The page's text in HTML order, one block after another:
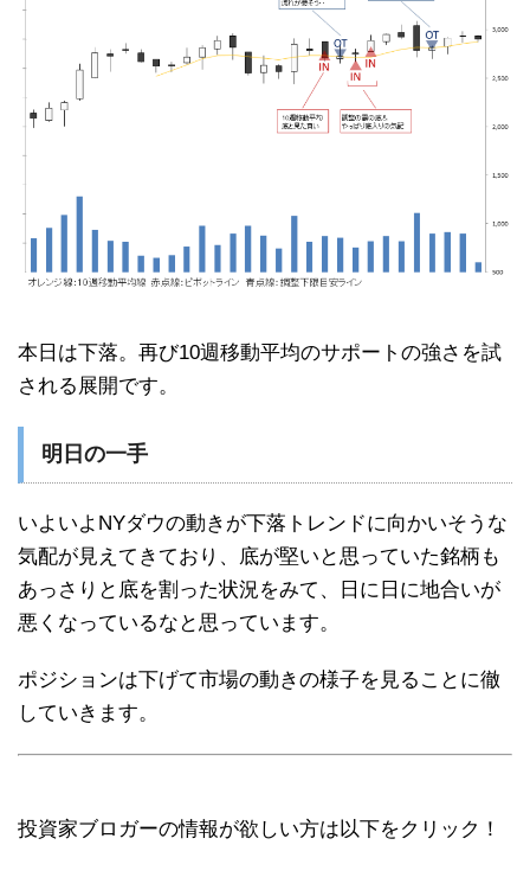
本日は下落。再び10週移動平均のサポートの強さを試
される展開です。
明日の一手
いよいよNYダウの動きが下落トレンドに向かいそうな
気配が見えてきており、底が堅いと思っていた銘柄も
あっさりと底を割った状況をみて、日に日に地合いが
悪くなっているなと思っています。
ポジションは下げて市場の動きの様子を見ることに徹
していきます。
投資家ブロガーの情報が欲しい方は以下をクリック！